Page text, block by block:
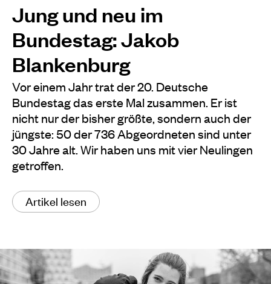
Jung und neu im
Bundestag: Jakob
Blankenburg
Vor einem Jahr trat der 20. Deutsche
Bundestag das erste Mal zusammen. Er ist
nicht nur der bisher größte, sondern auch der
jüngste: 50 der 736 Abgeordneten sind unter
30 Jahre alt. Wir haben uns mit vier Neulingen
getroffen.
Artikel lesen